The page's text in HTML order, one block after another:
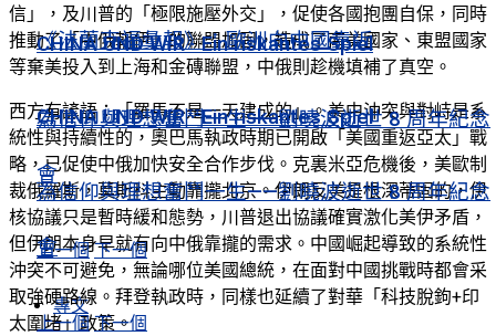
CHINA UND WIR · Ein riskantes Spiel
為信仰與理想奮鬥一生——劉曉波逝世 8 周年紀念
會
上一個 下一個
專文
《法蘭克福彙報》：歐洲向中國靠近
CHINA UND WIR · Ein riskantes Spiel
為信仰與理想奮鬥一生——劉曉波逝世 8 周年紀念
會
上一個 下一個
信」，及川普的「極限施壓外交」，促使各國抱團自保，同時
推動了「中俄朝伊」的聯盟加固，造成了南美國家、東盟國家
等棄美投入到上海和金磚聯盟，中俄則趁機填補了真空。
西方有諺語：「羅馬不是一天建成的」。美中沖突與對峙是系
統性與持續性的，奧巴馬執政時期已開啟「美國重返亞太」戰
略，已促使中俄加快安全合作步伐。克裏米亞危機後，美歐制
裁俄羅斯，莫斯科主動靠攏北京。伊朗反美是根深蒂固的，伊
核協議只是暫時緩和態勢，川普退出協議確實激化美伊矛盾，
但伊朗本身早就有向中俄靠攏的需求。中國崛起導致的系統性
沖突不可避免，無論哪位美國總統，在面對中國挑戰時都會采
取強硬路線。拜登執政時，同樣也延續了對華「科技脫鉤+印
太圍堵」政策。